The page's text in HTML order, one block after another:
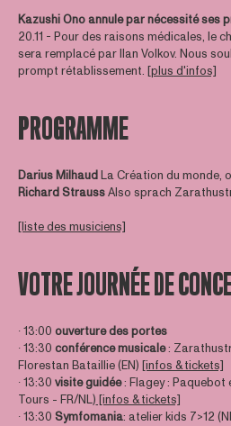
Kazushi Ono annule par nécessité ses
20.11 - Pour des raisons médicales, le
sera remplacé par Ilan Volkov. Nous
prompt rétablissement. [plus d'infos]
PROGRAMME
Darius MilhaudLa Création du monde,
Richard StraussAlso sprach
[liste des musiciens]
VOTRE JOURNÉE DE
∙ 13:00 ouverture des portes
∙ 13:30 conférence musicale:
Florestan Bataillie (EN) [infos & tickets]
∙ 13:30 visite guidée: Flagey : Paquebot
Tours - FR/NL) [infos & tickets]
∙ 13:30 Symfomania: atelier kids 7>12